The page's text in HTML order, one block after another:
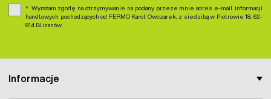
Informacje
Wyrażam zgodę na otrzymywanie na podany przeze mnie adres e-mail informacji
handlowych pochodzących od FERMO Karol Owczarek, z siedzibą w Piotrowie 18, 62-
814 Blizanów.